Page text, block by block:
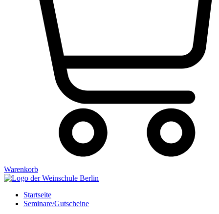
Warenkorb
Startseite
Seminare/Gutscheine